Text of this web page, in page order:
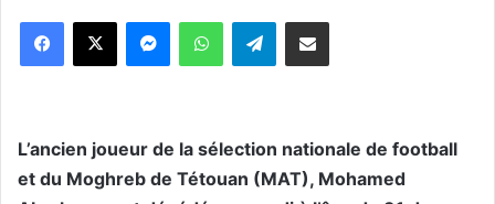
WhatsApp Telegram
L’ancien joueur de la sélection nationale de football
et du Moghreb de Tétouan (MAT), Mohamed